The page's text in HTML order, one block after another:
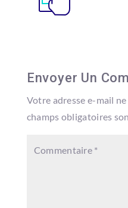
Envoyer Un
Votre adresse e-mail
champs obligatoires